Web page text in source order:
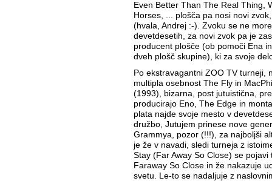
Even Better Than The Real Thing,
Horses, ... plošča pa nosi novi
(hvala, Andrej :-). Zvoku se ne
devetdesetih, za novi zvok pa je
producent plošče (ob pomoči Ena
dveh plošč skupine), ki za svoje
Po ekstravagantni ZOO TV turneji,
multipla osebnost The Fly in
(1993), bizarna, post jutuistična,
producirajo Eno, The Edge in
plata najde svoje mesto v
družbo, Jutujem prinese nove
Grammya, pozor (!!!), za najboljši
je že v navadi, sledi turneja z
Stay (Far Away So Close) se
Faraway So Close in že nakazuje
svetu. Le-to se nadaljuje z